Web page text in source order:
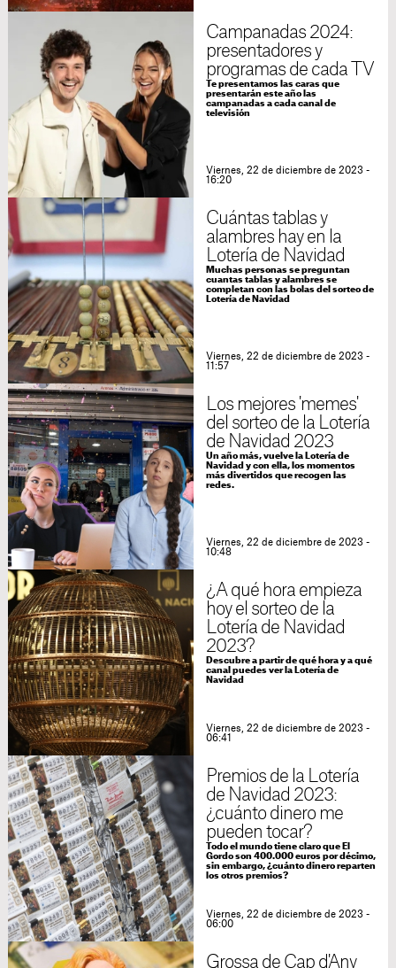
Campanadas 2024:
presentadores y
programas de cada TV
Te presentamos las caras que
presentarán este año las
campanadas a cada canal de
televisión
Viernes, 22 de diciembre de 2023 -
16:20
Cuántas tablas y
alambres hay en la
Lotería de Navidad
Muchas personas se preguntan
cuantas tablas y alambres se
completan con las bolas del sorteo de
Lotería de Navidad
Viernes, 22 de diciembre de 2023 -
11:57
Los mejores 'memes'
del sorteo de la Lotería
de Navidad 2023
Un año más, vuelve la Lotería de
Navidad y con ella, los momentos
más divertidos que recogen las
redes.
Viernes, 22 de diciembre de 2023 -
10:48
¿A qué hora empieza
hoy el sorteo de la
Lotería de Navidad
2023?
Descubre a partir de qué hora y a qué
canal puedes ver la Lotería de
Navidad
Viernes, 22 de diciembre de 2023 -
06:41
Premios de la Lotería
de Navidad 2023:
¿cuánto dinero me
pueden tocar?
Todo el mundo tiene claro que El
Gordo son 400.000 euros por décimo,
sin embargo, ¿cuánto dinero reparten
los otros premios?
Viernes, 22 de diciembre de 2023 -
06:00
Grossa de Cap d'Any